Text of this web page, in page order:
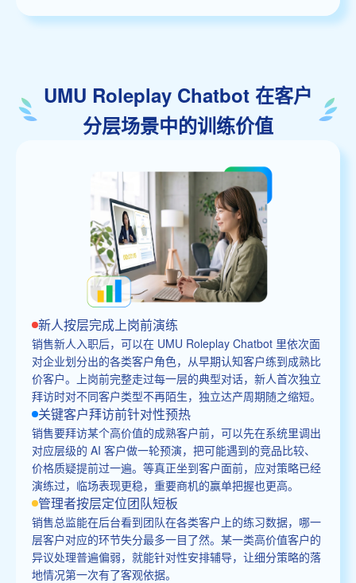
UMU Roleplay Chatbot 在客户
分层场景中的训练价值
新人按层完成上岗前演练
销售新人入职后，可以在 UMU Roleplay Chatbot 里依次面
对企业划分出的各类客户角色，从早期认知客户练到成熟比
价客户。上岗前完整走过每一层的典型对话，新人首次独立
拜访时对不同客户类型不再陌生，独立达产周期随之缩短。
关键客户拜访前针对性预热
销售要拜访某个高价值的成熟客户前，可以先在系统里调出
对应层级的 AI 客户做一轮预演，把可能遇到的竞品比较、
价格质疑提前过一遍。等真正坐到客户面前，应对策略已经
演练过，临场表现更稳，重要商机的赢单把握也更高。
管理者按层定位团队短板
销售总监能在后台看到团队在各类客户上的练习数据，哪一
层客户对应的环节失分最多一目了然。某一类高价值客户的
异议处理普遍偏弱，就能针对性安排辅导，让细分策略的落
地情况第一次有了客观依据。